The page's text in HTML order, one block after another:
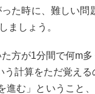
た時に、難しい
ましょう。
方が1分間で何m
計算をただ覚え
む」ということ